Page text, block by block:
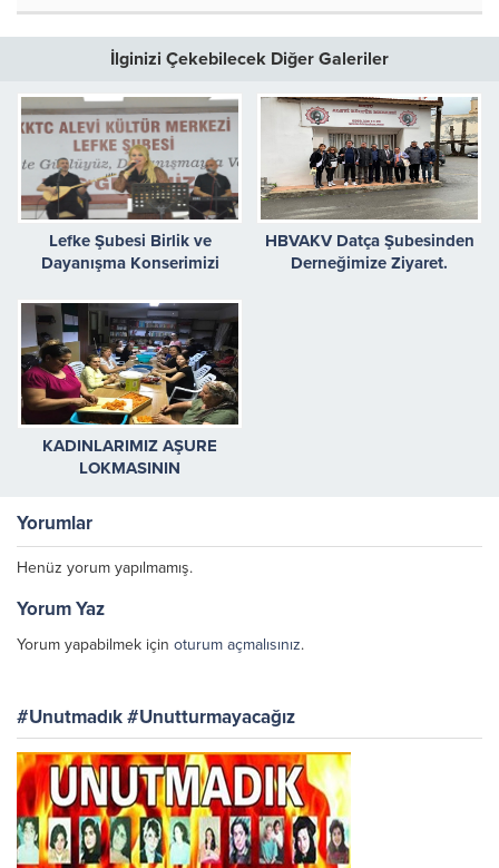
İlginizi Çekebilecek Diğer Galeriler
Lefke Şubesi Birlik ve
Dayanışma Konserimizi
HBVAKV Datça Şubesinden
Derneğimize Ziyaret.
KADINLARIMIZ AŞURE
LOKMASININ
Yorumlar
Henüz yorum yapılmamış.
Yorum Yaz
Yorum yapabilmek için oturum açmalısınız.
#Unutmadık #Unutturmayacağız